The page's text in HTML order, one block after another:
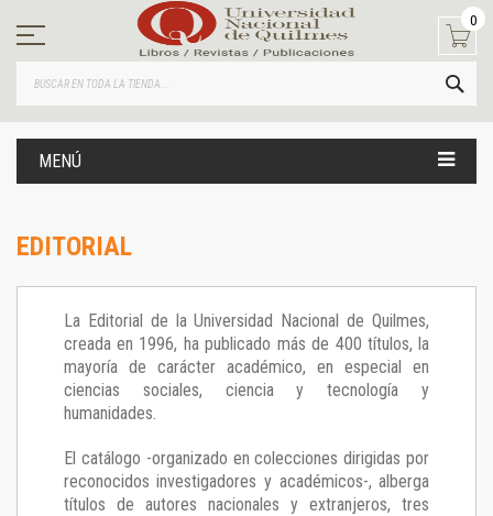
contenido
0
MENÚ
EDITORIAL
La Editorial de la Universidad Nacional de Quilmes,
creada en 1996, ha publicado más de 400 títulos, la
mayoría de carácter académico, en especial en
ciencias sociales, ciencia y tecnología y
humanidades.
El catálogo -organizado en colecciones dirigidas por
reconocidos investigadores y académicos-, alberga
títulos de autores nacionales y extranjeros, tres